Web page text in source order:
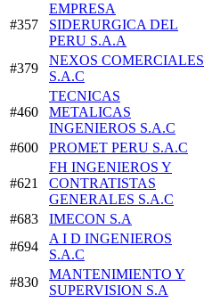
#357
EMPRESA
SIDERURGICA DEL
PERU S.A.A
#379
NEXOS COMERCIALES
S.A.C
#460
TECNICAS
METALICAS
INGENIEROS S.A.C
#600 PROMET PERU S.A.C
#621
FH INGENIEROS Y
CONTRATISTAS
GENERALES S.A.C
#683 IMECON S.A
#694
A I D INGENIEROS
S.A.C
#830
MANTENIMIENTO Y
SUPERVISION S.A